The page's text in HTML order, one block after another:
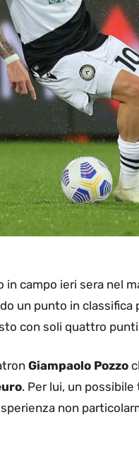
in campo ieri sera nel
un punto in
con soli quattro
Giampaolo Pozzo
. Per lui, un
non